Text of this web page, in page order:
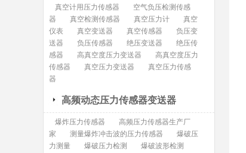
真空计用压力传感器
空气负压检测传感
器
真空检测传感器 真空压力计
真空
仪表
真空变送器 真空传感器
负压变
送器
负压传感器 绝压变送器
绝压传
感器
高真空度压力变送器
高真空度压力
传感器
真空压力变送器
真空压力传感
器
高频动态压力传感器变送器
爆炸压力传感器
高频压力传感器生产厂
家
测量爆炸冲击波的压力传感器
爆破压
力测量
爆破压力检测
爆破波形检测